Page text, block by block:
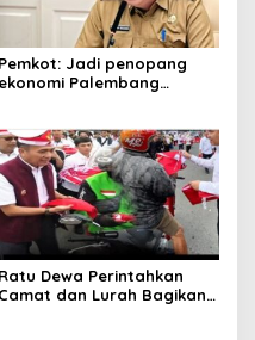
Pemkot: Jadi penopang
ekonomi Palembang
Ratu Dewa Perintahkan
Camat dan Lurah Bagikan